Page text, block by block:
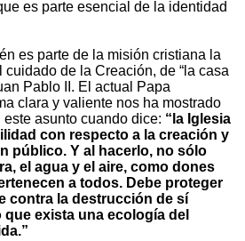
es parte esencial de la identidad
es parte de la misión cristiana la
de la Creación, de “la casa
Pablo II. El actual Papa
clara y valiente nos ha mostrado
asunto cuando dice: “la Iglesia
con respecto a la creación y
público. Y al hacerlo, no sólo
el agua y el aire, como dones
a todos. Debe proteger
contra la destrucción de sí
exista una ecología del